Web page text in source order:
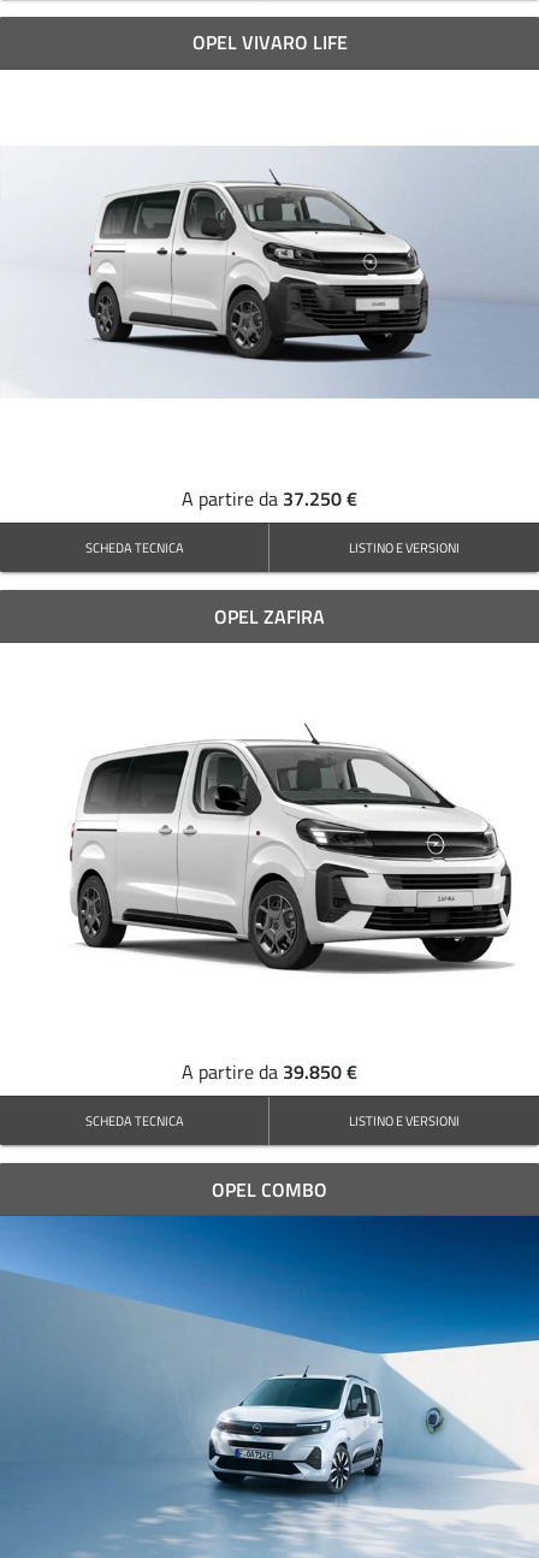
OPEL VIVARO LIFE
A partire da 37.250 €
SCHEDA TECNICA LISTINO E VERSIONI
OPEL ZAFIRA
A partire da 39.850 €
SCHEDA TECNICA LISTINO E VERSIONI
OPEL COMBO